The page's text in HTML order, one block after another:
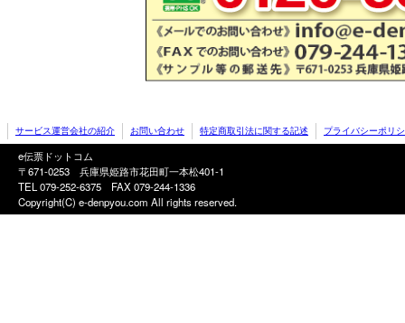
サービス運営会社の紹介 お問い合わせ 特定商取引法に関する記述 プライバシーポリ
e伝票ドットコム
〒671-0253 兵庫県姫路市花田町一本松401-1
TEL 079-252-6375 FAX 079-244-1336
Copyright(C) e-denpyou.com All rights reserved.